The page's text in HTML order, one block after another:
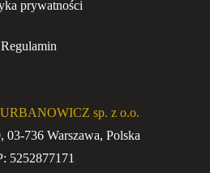
prywatności
Regulamin
sp. z o.o.
03-736 Warszawa, Polska
5252877171